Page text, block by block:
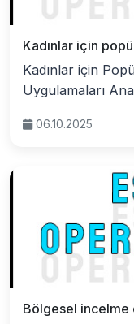
Kadınlar için
Kadınlar için
Uygulamaları
06.10.2025
Bölgesel incelme